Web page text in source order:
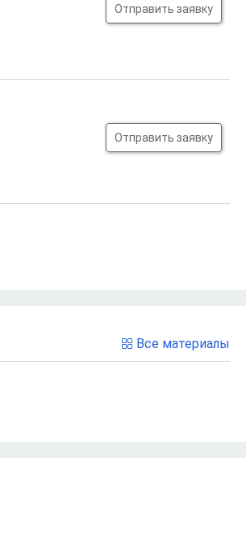
Отправить заявку
Отправить заявку
Все материалы